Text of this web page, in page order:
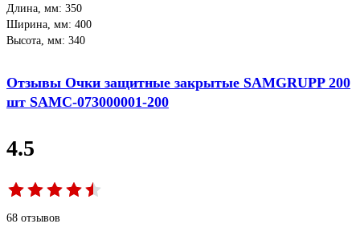
Длина, мм: 350
Ширина, мм: 400
Высота, мм: 340
Отзывы Очки защитные закрытые SAMGRUPP 200
шт SAMC-073000001-200
4.5
68 отзывов